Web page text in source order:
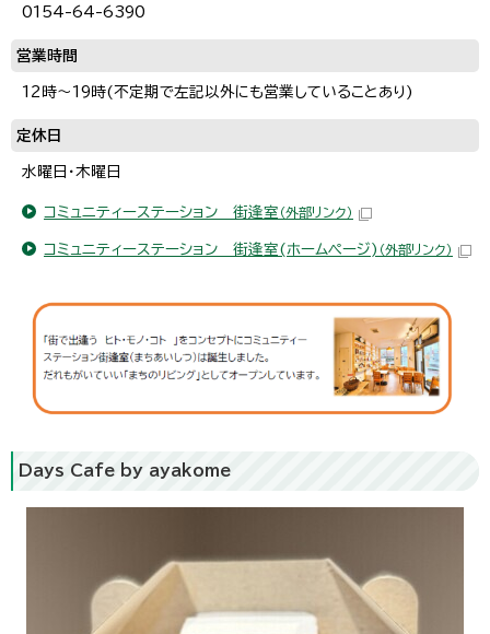
0154-64-6390
営業時間
12時～19時(不定期で左記以外にも営業していることあり)
定休日
水曜日・木曜日
コミュニティーステーション 街逢室 （外部リンク）
コミュニティーステーション 街逢室(ホームページ) （外部リンク）
Days Cafe by ayakome